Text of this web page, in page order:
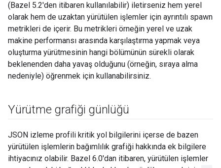
(Bazel 5.2'den itibaren kullanılabilir) iletirseniz hem yerel
olarak hem de uzaktan yürütülen işlemler için ayrıntılı spawn
metrikleri de içerir. Bu metrikleri örneğin yerel ve uzak
makine performansı arasında karşılaştırma yapmak veya
oluşturma yürütmesinin hangi bölümünün sürekli olarak
beklenenden daha yavaş olduğunu (örneğin, sıraya alma
nedeniyle) öğrenmek için kullanabilirsiniz.
Yürütme grafiği günlüğü
JSON izleme profili kritik yol bilgilerini içerse de bazen
yürütülen işlemlerin bağımlılık grafiği hakkında ek bilgilere
ihtiyacınız olabilir. Bazel 6.0'dan itibaren, yürütülen işlemler